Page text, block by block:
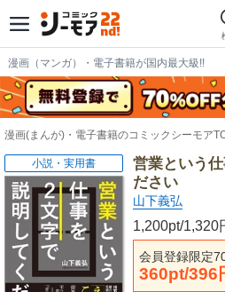
漫画（マンガ）・電子書籍が国内最大級!!
漫画(まんが)・電子書籍のコミックシーモア
営業という
ださい
山下義弘
1,200pt/1,320
会員登録限定
360pt/396
小説・実用書